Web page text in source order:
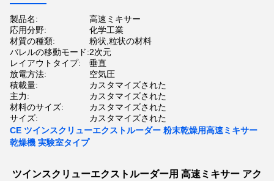
製品名:
高速ミキサー
応用分野:
化学工業
材質の種類:
粉状,粒状の材料
バレルの移動モード:2次元
レイアウトタイプ:
垂直
放電方法:
空気圧
積載量:
カスタマイズされた
主力:
カスタマイズされた
材料のサイズ:
カスタマイズされた
サイズ:
カスタマイズされた
CE ツインスクリューエクストルーダー 粉末乾燥用高速ミキサー
乾燥機 実験室タイプ
ツインスクリューエクストルーダー用 高速ミキサー アク